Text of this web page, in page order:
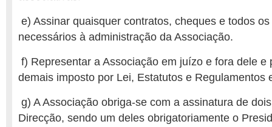
e) Assinar quaisquer contratos, cheques e todos
necessários à administração da Associação.
f) Representar a Associação em juízo e fora dele e
demais imposto por Lei, Estatutos e Regulamentos
g) A Associação obriga-se com a assinatura de
Direcção, sendo um deles obrigatoriamente o